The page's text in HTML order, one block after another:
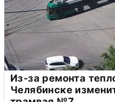
Из-за ремонта
Челябинске